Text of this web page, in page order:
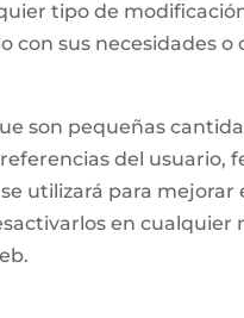
tipo de
sus necesidades
son pequeñas
del usuario,
utilizará para
en